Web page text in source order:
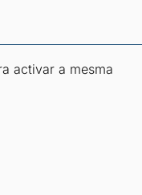
activar a mesma